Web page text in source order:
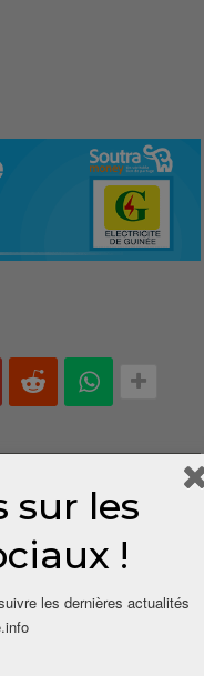
sur les
!
les dernières actualités